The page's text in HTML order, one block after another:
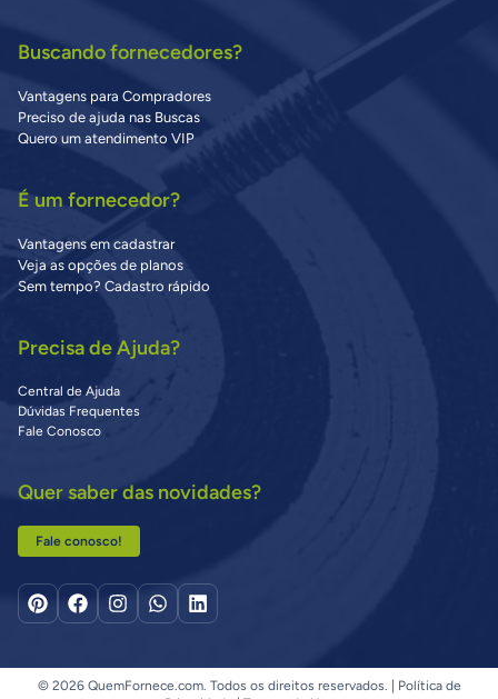
Buscando fornecedores?
Vantagens para Compradores
Preciso de ajuda nas Buscas
Quero um atendimento VIP
É um fornecedor?
Vantagens em cadastrar
Veja as opções de planos
Sem tempo? Cadastro rápido
Precisa de Ajuda?
Central de Ajuda
Dúvidas Frequentes
Fale Conosco
Quer saber das novidades?
Fale conosco!
© 2026 QuemFornece.com. Todos os direitos reservados. |
Política de